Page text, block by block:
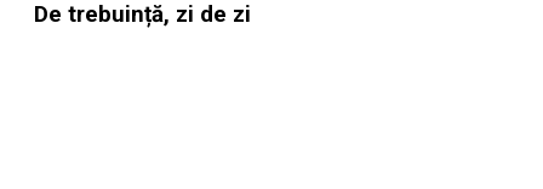
De trebuință, zi de zi